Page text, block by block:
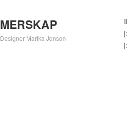
MERSKAP
Designer Marika Jonson